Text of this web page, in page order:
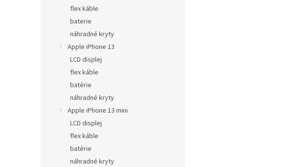
flex káble
baterie
náhradné kryty
Apple iPhone 13
LCD displej
flex káble
batérie
náhradné kryty
Apple iPhone 13 mini
LCD displej
flex káble
batérie
náhradné kryty